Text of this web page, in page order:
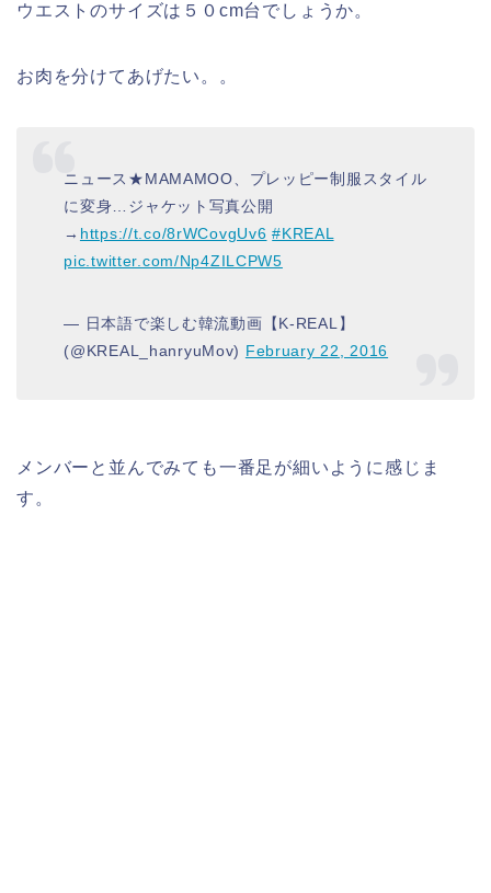
ウエストのサイズは５０cm台でしょうか。
お肉を分けてあげたい。。
ニュース★MAMAMOO、プレッピー制服スタイル
に変身…ジャケット写真公開
→ https://t.co/8rWCovgUv6 #KREAL
pic.twitter.com/Np4ZILCPW5
— 日本語で楽しむ韓流動画【K-REAL】
(@KREAL_hanryuMov) February 22, 2016
メンバーと並んでみても一番足が細いように感じま
す。